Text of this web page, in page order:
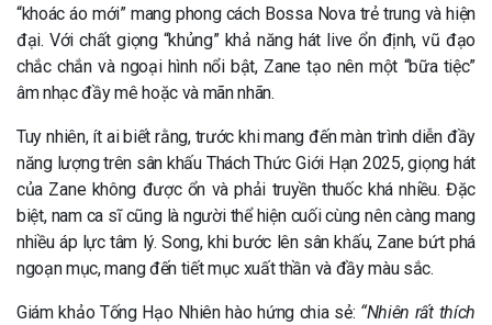
“khoác áo mới” mang phong cách Bossa Nova trẻ trung và hiện
đại. Với chất giọng “khủng” khả năng hát live ổn định, vũ đạo
chắc chắn và ngoại hình nổi bật, Zane tạo nên một “bữa tiệc”
âm nhạc đầy mê hoặc và mãn nhãn.
Tuy nhiên, ít ai biết rằng, trước khi mang đến màn trình diễn đầy
năng lượng trên sân khấu Thách Thức Giới Hạn 2025, giọng hát
của Zane không được ổn và phải truyền thuốc khá nhiều. Đặc
biệt, nam ca sĩ cũng là người thể hiện cuối cùng nên càng mang
nhiều áp lực tâm lý. Song, khi bước lên sân khấu, Zane bứt phá
ngoạn mục, mang đến tiết mục xuất thần và đầy màu sắc.
Giám khảo Tống Hạo Nhiên hào hứng chia sẻ: “Nhiên rất thích